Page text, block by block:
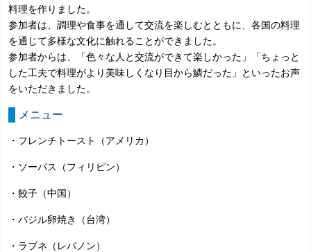
料理を作りました。
参加者は、調理や食事を通して交流を楽しむとともに、各国の料理
を通じて多様な文化に触れることができました。
参加者からは、「色々な人と交流ができて楽しかった」「ちょっと
した工夫で料理がより美味しくなり目から鱗だった」といったお声
をいただきました。
メニュー
・フレンチトースト（アメリカ）
・ソーパス（フィリピン）
・餃子（中国）
・バジル卵焼き（台湾）
・ラブネ（レバノン）